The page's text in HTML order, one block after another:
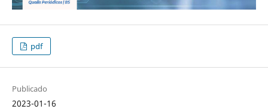
pdf
Publicado
2023-01-16